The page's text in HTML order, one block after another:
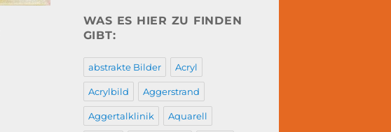
WAS ES HIER ZU FINDEN
GIBT:
abstrakte Bilder Acryl
Acrylbild Aggerstrand
Aggertalklinik Aquarell